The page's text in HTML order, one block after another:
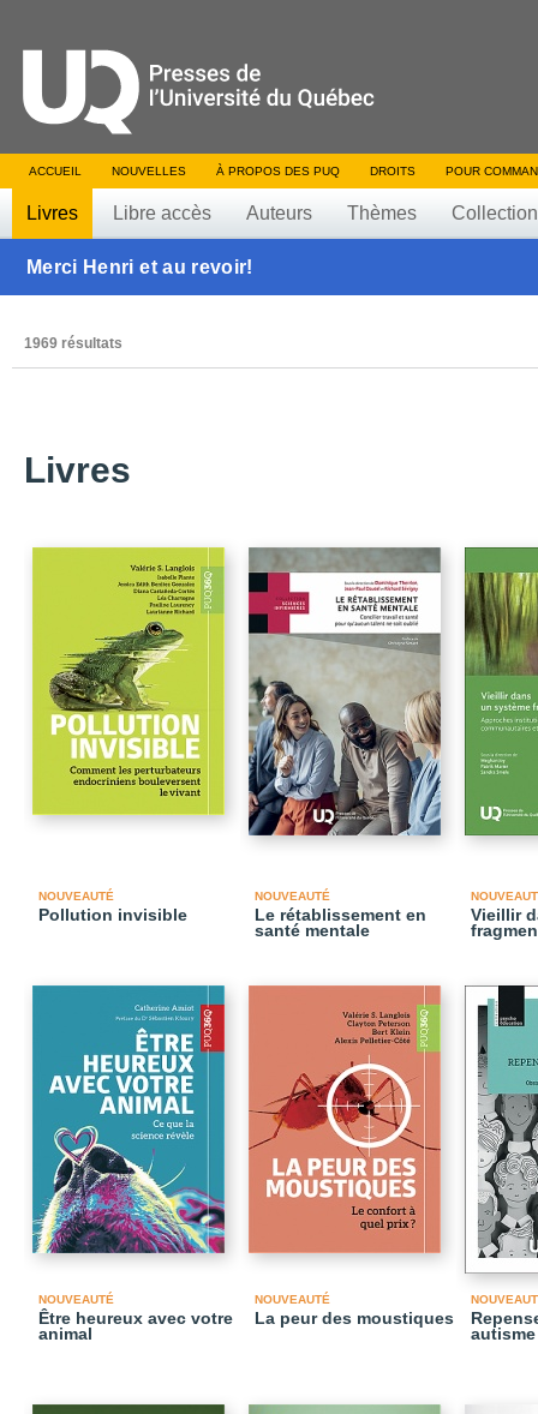
ACCUEIL NOUVELLES À PROPOS DES PUQ DROITS POUR
Livres Libre accès Auteurs Thèmes
Merci Henri et au revoir!
1969 résultats
Livres
NOUVEAUTÉ
Pollution invisible
NOUVEAUTÉ
Le rétablissement en
santé mentale
Vieillir
NOUVEAUTÉ
Être heureux avec votre
animal
NOUVEAUTÉ
La peur des moustiques
autisme